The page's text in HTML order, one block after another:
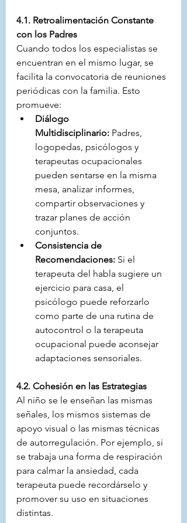
4.1. Retroalimentación Constante
con los Padres
Cuando todos los especialistas se
encuentran en el mismo lugar, se
facilita la convocatoria de reuniones
periódicas con la familia. Esto
promueve:
Diálogo
Multidisciplinario: Padres,
logopedas, psicólogos y
terapeutas ocupacionales
pueden sentarse en la misma
mesa, analizar informes,
compartir observaciones y
trazar planes de acción
conjuntos.
Consistencia de
Recomendaciones: Si el
terapeuta del habla sugiere un
ejercicio para casa, el
psicólogo puede reforzarlo
como parte de una rutina de
autocontrol o la terapeuta
ocupacional puede aconsejar
adaptaciones sensoriales.
4.2. Cohesión en las Estrategias
Al niño se le enseñan las mismas
señales, los mismos sistemas de
apoyo visual o las mismas técnicas
de autorregulación. Por ejemplo, si
se trabaja una forma de respiración
para calmar la ansiedad, cada
terapeuta puede recordárselo y
promover su uso en situaciones
distintas.